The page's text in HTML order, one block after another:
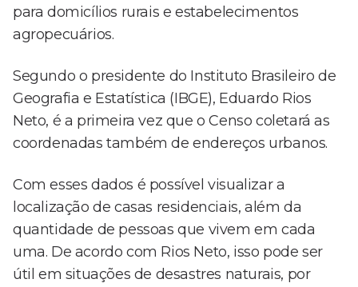
para domicílios rurais e estabelecimentos
agropecuários.
Segundo o presidente do Instituto Brasileiro de
Geografia e Estatística (IBGE), Eduardo Rios
Neto, é a primeira vez que o Censo coletará as
coordenadas também de endereços urbanos.
Com esses dados é possível visualizar a
localização de casas residenciais, além da
quantidade de pessoas que vivem em cada
uma. De acordo com Rios Neto, isso pode ser
útil em situações de desastres naturais, por